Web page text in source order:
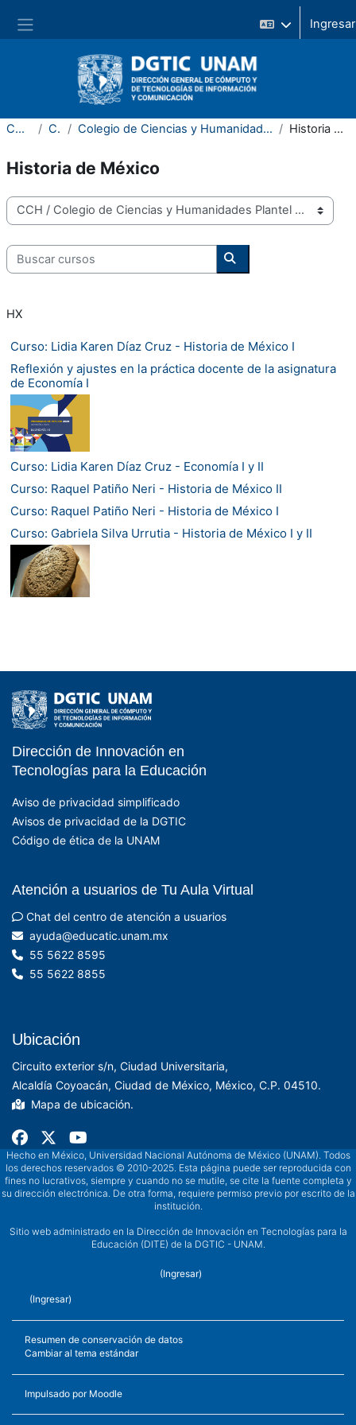
Pánel lateral
Cursos CCH Colegio de Ciencias y Humanidades Plantel Azcapotzalco Historia de México
Historia de México
Categorías
Buscar cursos
Buscar cursos
HX
Curso: Lidia Karen Díaz Cruz - Historia de México I
Reflexión y ajustes en la práctica docente de la asignatura
de Economía I
Curso: Lidia Karen Díaz Cruz - Economía I y II
Curso: Raquel Patiño Neri - Historia de México II
Curso: Raquel Patiño Neri - Historia de México I
Curso: Gabriela Silva Urrutia - Historia de México I y II
Dirección de Innovación en
Tecnologías para la Educación
Aviso de privacidad simplificado
Avisos de privacidad de la DGTIC
Código de ética de la UNAM
Atención a usuarios de Tu Aula Virtual
Chat del centro de atención a usuarios
xm.manu.citacude@aduya
55 5622 8595
55 5622 8855
Ubicación
Circuito exterior s/n, Ciudad Universitaria,
Alcaldía Coyoacán, Ciudad de México, México, C.P. 04510.
Mapa de ubicación.
Hecho en México, Universidad Nacional Autónoma de México (UNAM). Todos
los derechos reservados © 2010-2025. Esta página puede ser reproducida con
fines no lucrativos, siempre y cuando no se mutile, se cite la fuente completa y
su dirección electrónica. De otra forma, requiere permiso previo por escrito de la
institución.
Sitio web administrado en la Dirección de Innovación en Tecnologías para la
Educación (DITE) de la DGTIC - UNAM.
(Ingresar)
(Ingresar)
Resumen de conservación de datos
Cambiar al tema estándar
Impulsado por Moodle